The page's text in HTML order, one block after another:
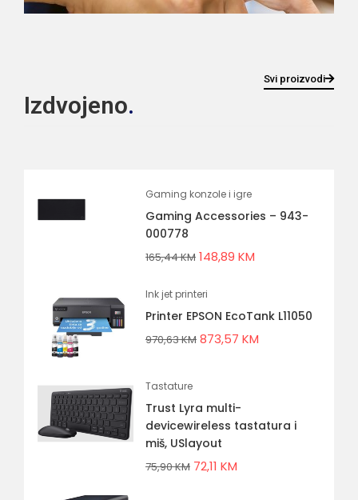
Svi proizvodi
Izdvojeno
Gaming konzole i igre
Gaming Accessories – 943-
000778
165,44KM 148,89 KM
Ink jet printeri
Printer EPSON EcoTank L11050
970,63KM 873,57 KM
Tastature
Trust Lyra multi-
devicewireless tastatura i
miš, USlayout
75,90KM 72,11 KM